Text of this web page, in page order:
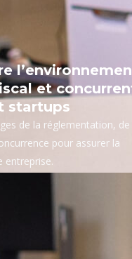
et
startups
de la réglementation, de
pour assurer la
entreprise.